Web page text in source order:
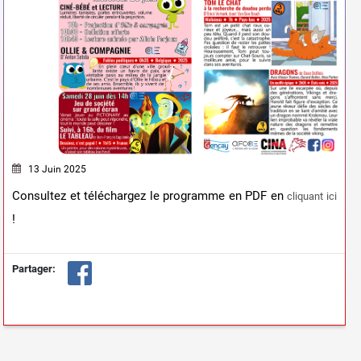
13 Juin 2025
Consultez et téléchargez le programme en PDF encliquant ici
!
Partager: